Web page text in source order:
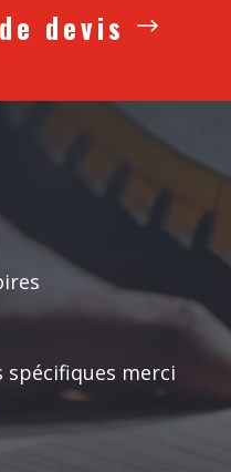
devis
spécifiques merci